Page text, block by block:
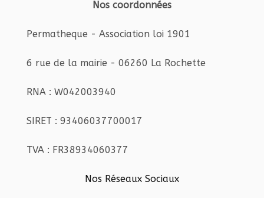
Nos coordonnées
Permatheque - Association loi 1901
6 rue de la mairie - 06260 La Rochette
RNA : W042003940
SIRET : 93406037700017
TVA : FR38934060377
Nos Réseaux Sociaux